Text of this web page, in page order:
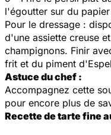
l'égoutter sur du
Pour le dressage :
d'une assiette creuse
champignons. Finir
frit et du piment
Astuce du chef :
Accompagnez cette
pour encore plus de
Recette de tarte fine